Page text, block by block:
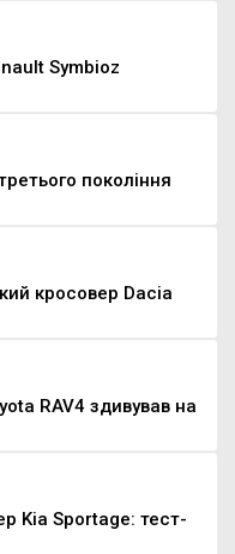
Symbioz
покоління
кросовер Dacia
RAV4 здивував на
Kia Sportage: тест-